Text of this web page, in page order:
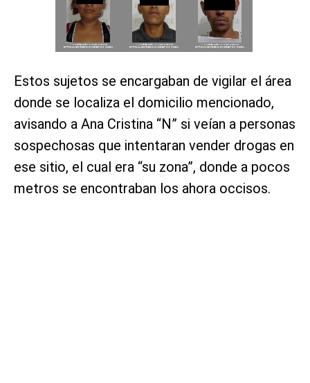
Estos sujetos se encargaban de vigilar el área
donde se localiza el domicilio mencionado,
avisando a Ana Cristina “N” si veían a personas
sospechosas que intentaran vender drogas en
ese sitio, el cual era “su zona”, donde a pocos
metros se encontraban los ahora occisos.